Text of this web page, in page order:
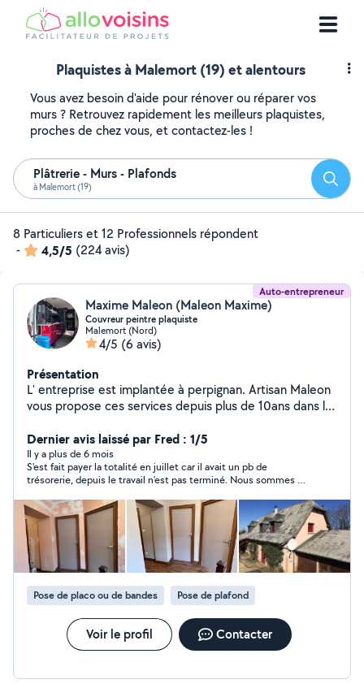
Plaquistes à Malemort (19) et alentours
Vous avez besoin d'aide pour rénover ou réparer vos
murs ? Retrouvez rapidement les meilleurs plaquistes,
proches de chez vous, et contactez-les !
Plâtrerie - Murs - Plafonds
à Malemort (19)
8 Particuliers et 12 Professionnels répondent
-
4,5/5 (224 avis)
Auto-entrepreneur
Maxime Maleon (Maleon Maxime)
Couvreur peintre plaquiste
Malemort (Nord)
4/5 (6 avis)
Présentation
L' entreprise est implantée à perpignan. Artisan Maleon
vous propose ces services depuis plus de 10ans dans le
plafonds , papier peint , volets , ferronneries , écrans...
ainsi que l'entretien et traitement préventif et curatif
des façades et toiture et de plus leurs hydrofuge avec
garantie et d'un suivi tous les ans pendant 5 ans Je peut
également vous proposez mes services dans le
ravalement de façades(mise en peinture, traitements,
rattrapage du Crepis et des fissures)et tous ce qui est
pose est entretien des gouttières zinc,alu et pvc. Tous
déplacement et devis sont gratuit et n'engage à rien.
Cordialement M Maleon
Dernier avis laissé par Fred : 1/5
Il y a plus de 6 mois
S'est fait payer la totalité en juillet car il avait un pb de
trésorerie, depuis le travail n'est pas terminé. Nous sommes mi
payé depuis 5 mois pour un travail non terminé, nous
regrettons d'avoir fait affaire.
Pose de placo ou de bandes Pose de plafond
Voir le profil Contacter